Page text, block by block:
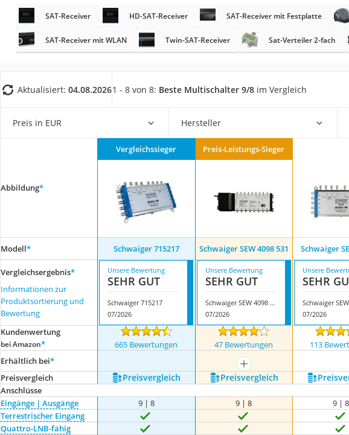
Satellitenschüssel
Gaming-Headset
Schnurloses Telefon
Ladekabel Typ 2 Schuko
Acer Aspire
Service
SAT-Receiver HD-SAT-Receiver SAT-Receiver mit Festplatte
SAT-Receiver mit WLAN Twin-SAT-Receiver Sat-Verteiler 2-fach
Aktualisiert: 04.08.20261 - 8 von 8: Beste Multischalter 9/8 im Vergleich
Preis in EUR Hersteller
Abbildung*
Vergleichssieger Preis-Leistungs-Sieger
Modell* Schwaiger 715217 Schwaiger SEW 4098 531 Schwaiger
Vergleichsergebnis*
Informationen zur
Produktsortierung und
Bewertung
Unsere Bewertung
SEHR GUT
Schwaiger 715217
07/2026
Unsere Bewertung
SEHR GUT
Schwaiger SEW 4098 531
07/2026
Unsere
SEHR
Schwaiger
07/2026
Kundenwertung
bei Amazon* 665 Bewertungen 47 Bewertungen 113
Erhältlich bei*
mehr anzeigen
Preis­vergleich
Preis­vergleich Preis­vergleich
Anschlüsse
Eingänge | Ausgänge
9 | 8 9 | 8 9 | 8
Terrestrischer Eingang
Quattro-LNB-fähig